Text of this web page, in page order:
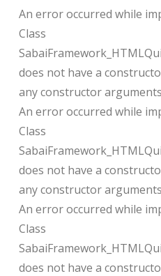
An error occurred while
Class
does not have a
any constructor arguments
An error occurred while
Class
does not have a
any constructor arguments
An error occurred while
Class
does not have a